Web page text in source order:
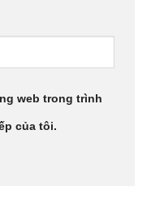
web trong trình
của tôi.